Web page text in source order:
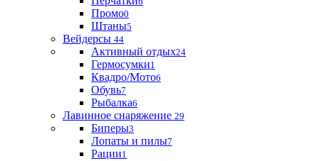
Промо0
Штаны5
Вейдерсы 44
Активный отдых24
Гермосумки1
Квадро/Мото6
Обувь7
Рыбалка6
Лавинное снаряжение 29
Биперы3
Лопаты и пилы7
Рации1